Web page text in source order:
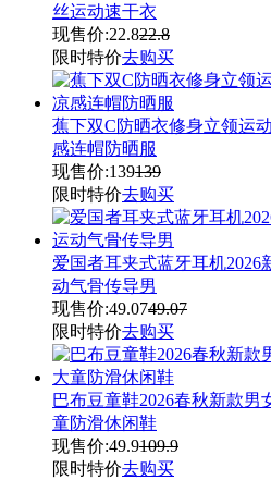
丝运动速干衣
现售价:22.822.8
限时特价去购买
蕉下双C防晒衣修身立领运
感连帽防晒服
现售价:139139
限时特价去购买
爱国者耳夹式蓝牙耳机2026
动气骨传导男
现售价:49.0749.07
限时特价去购买
巴布豆童鞋2026春秋新款
童防滑休闲鞋
现售价:49.9109.9
限时特价去购买